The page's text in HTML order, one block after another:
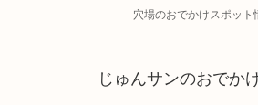
穴場のおでかけスポット
じゅんサンのおでか